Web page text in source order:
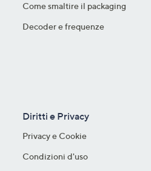
Come smaltire il packaging​
Decoder e frequenze​
Diritti e Privacy
Privacy e Cookie
Condizioni d'uso